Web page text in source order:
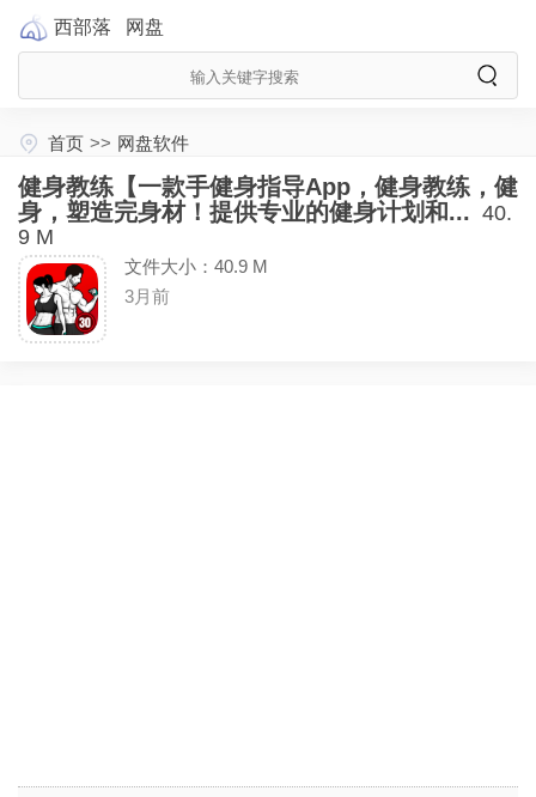
西部落 网盘
首页 >> 网盘软件
健身教练【一款手健身指导App，健身教练，健
身，塑造完身材！提供专业的健身计划和... 40.
9 M
文件大小：40.9 M
3月前